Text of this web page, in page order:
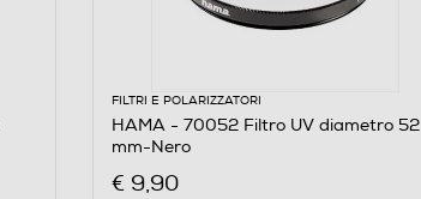
FILTRI E POLARIZZATORI
HAMA - 70052 Filtro UV diametro 52
mm-Nero
€ 9,90